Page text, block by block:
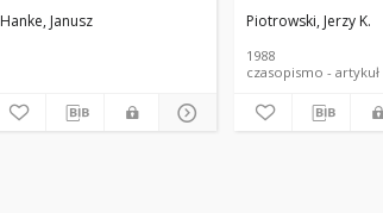
Hanke, Janusz
Piotrowski, Jerzy K.
1988